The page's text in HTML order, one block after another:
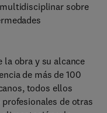
sobre
la obra y su alcance
de más de 100
todos ellos
de otras